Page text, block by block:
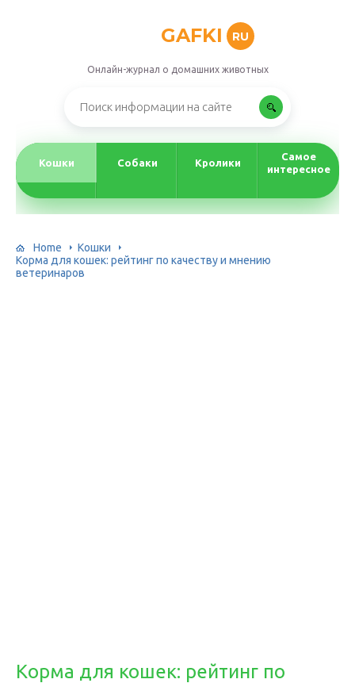
GAFKI RU
Онлайн-журнал о домашних животных
Кошки Собаки Кролики
Самое
интересное
Home
Кошки
Корма для кошек: рейтинг по качеству и мнению
ветеринаров
Корма для кошек: рейтинг по